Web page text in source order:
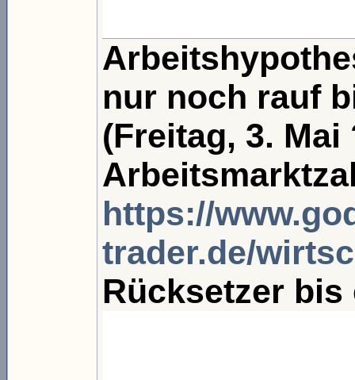
nur noch rauf
(Freitag, 3. Mai
https://
trader.de/
Rücksetzer bis